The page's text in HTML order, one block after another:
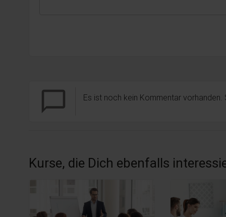
chat_bubble_outline Es ist noch kein Kommentar
Kurse, die Dich ebenfalls